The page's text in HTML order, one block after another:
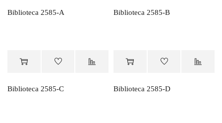
Biblioteca 2585-A
Orçamento Biblioteca 2585-B
Orçamento
Biblioteca 2585-C
Orçamento Biblioteca 2585-D
Orçamento